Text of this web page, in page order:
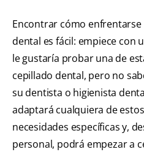
Encontrar cómo
dental es fácil: empiece con
le gustaría probar una de
cepillado dental, pero no
su dentista o higienista
adaptará cualquiera de
necesidades específicas y,
personal, podrá empezar a